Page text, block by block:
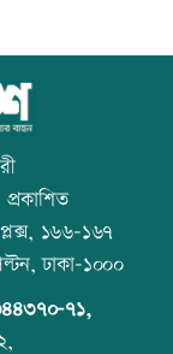
বর্ণাঢ্য
না পড়ার শাস্তি
১৬৬-১৬৭
ঢাকা-১০০০
৭১,